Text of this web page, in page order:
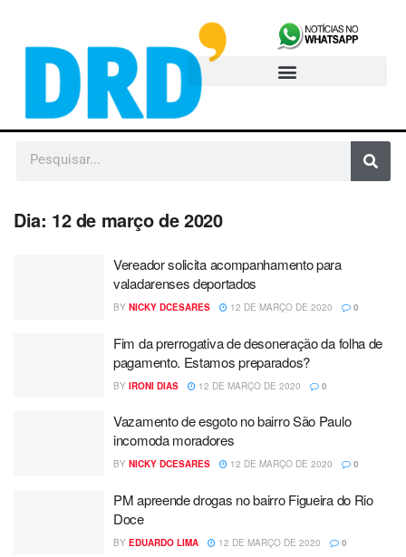
Dia: 12 de março de 2020
Vereador solicita acompanhamento para
valadarenses deportados
BY NICKY DCESARES 12 DE MARÇO DE 2020 0
Fim da prerrogativa de desoneração da folha de
pagamento. Estamos preparados?
BY IRONI DIAS 12 DE MARÇO DE 2020 0
Vazamento de esgoto no bairro São Paulo
incomoda moradores
BY NICKY DCESARES 12 DE MARÇO DE 2020 0
PM apreende drogas no bairro Figueira do Rio
Doce
BY EDUARDO LIMA 12 DE MARÇO DE 2020 0